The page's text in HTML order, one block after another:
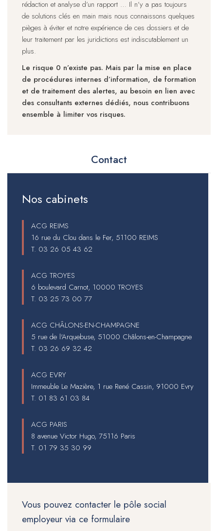
rédaction et analyse d’un rapport … Il n’y a pas toujours
de solutions clés en main mais nous connaissons quelques
pièges à éviter et notre expérience de ces dossiers et de
leur traitement par les juridictions est indiscutablement un
plus.
Le risque 0 n’existe pas. Mais par la mise en place
de procédures internes d’information, de formation
et de traitement des alertes, au besoin en lien avec
des consultants externes dédiés, nous contribuons
ensemble à limiter vos risques.
Contact
Nos cabinets
ACG REIMS
16 rue du Clou dans le Fer, 51100 REIMS
T. 03 26 05 43 62
ACG TROYES
6 boulevard Carnot, 10000 TROYES
T. 03 25 73 00 77
ACG CHÂLONS-EN-CHAMPAGNE
5 rue de l'Arquebuse, 51000 Châlons-en-Champagne
T. 03 26 69 32 42
ACG EVRY
Immeuble Le Mazière, 1 rue René Cassin, 91000 Evry
T. 01 83 61 03 84
ACG PARIS
8 avenue Victor Hugo, 75116 Paris
T. 01 79 35 30 99
Vous pouvez contacter le pôle social
employeur via ce formulaire